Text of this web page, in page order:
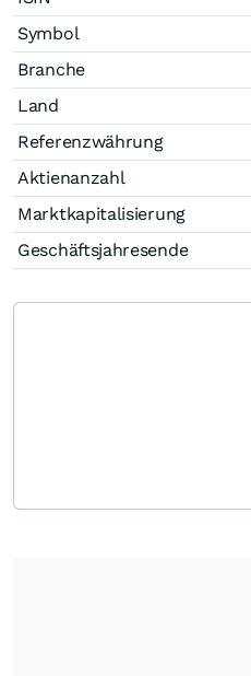
Symbol
Branche
Land
Referenzwährung
Aktienanzahl
Marktkapitalisierung
Geschäftsjahresende